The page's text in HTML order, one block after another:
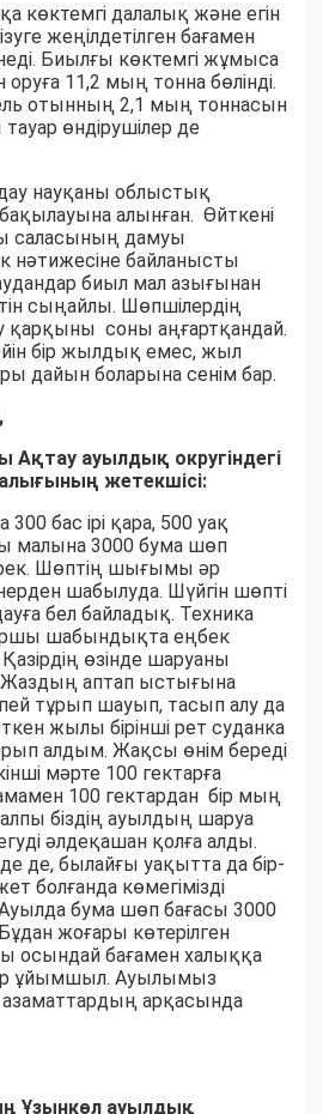
далалық және егін
жеңілдетілген бағамен
Биылғы көктемгі жұмыса
оруға 11,2 мың тонна бөлінді.
отынның 2,1 мың тоннасын
өндірушілер де
науқаны облыстық
алынған. Өйткені
саласының дамуы
нәтижесіне байланысты
аудандар биыл мал азығынан
сыңайлы. Шөпшілердің
соны аңғартқандай.
бір жылдық емес, жыл
дайын боларына сенім бар.
ауылдық округіндегі
жетекшісі:
бас ірі қара, 500 уақ
малына 3000 бума шөп
Шөптің шығымы әр
шабылуда. Шүйгін шөпті
бел байладық. Техника
шабындықта еңбек
өзінде шаруаны
аптап ыстығына
тұрып шауып, тасып алу да
жылы бірінші рет суданка
орып алдым. Жақсы өнім береді
мәрте 100 гектарға
100 гектардан бір мың
біздің ауылдың шаруа
әлдеқашан қолға алды.
де, былайғы уақытта да бір-
болғанда көмегімізді
бума шөп бағасы 3000
жоғары көтерілген
осындай бағамен халыққа
ұйымшыл. Ауылымыз
арқасында
Ұзынкөл ауылдық